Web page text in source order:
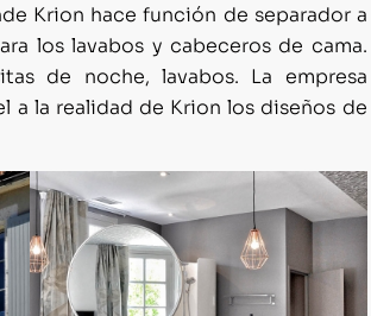
Krion hace función de separador a
los lavabos y cabeceros de cama.
de noche, lavabos. La empresa
a la realidad de Krion los diseños de